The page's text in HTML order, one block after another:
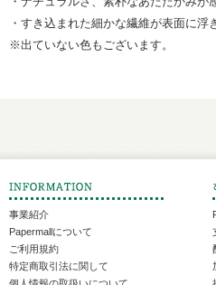
・すき込まれた細かな繊維が表面に浮
※出ていない色もございます。
事業紹介
Papermallについて
ご利用規約
特定商取引法に関して